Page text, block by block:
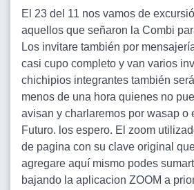
El 23 del 11 nos vamos de
aquellos que señaron la Combi
Los invitare también por
casi cupo completo y van varios
chichipios integrantes también
menos de una hora quienes no
avisan y charlaremos por wasap o
Futuro. los espero. El zoom
de pagina con su clave original
agregare aquí mismo podes
bajando la aplicacion ZOOM a